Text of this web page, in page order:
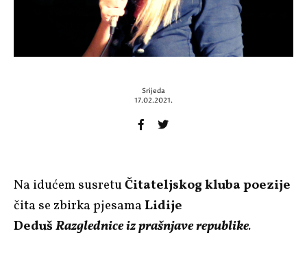
Srijeda
17.02.2021.
Na idućem susretuČitateljskog kluba poezije
čita se zbirka pjesama Lidije
DedušRazglednice iz prašnjave republike.